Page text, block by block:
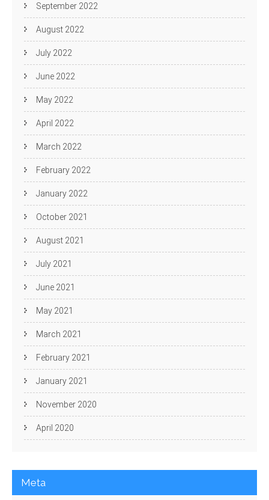
September 2022
August 2022
July 2022
June 2022
May 2022
April 2022
March 2022
February 2022
January 2022
October 2021
August 2021
July 2021
June 2021
May 2021
March 2021
February 2021
January 2021
November 2020
April 2020
Meta